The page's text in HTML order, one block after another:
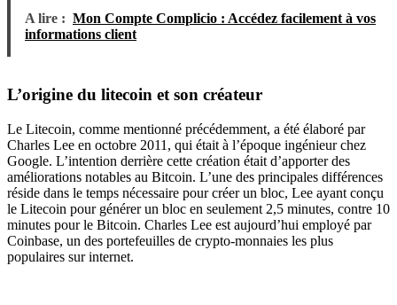
A lire : Mon Compte Complicio : Accédez facilement à vos
informations client
L’origine du litecoin et son créateur
Le Litecoin, comme mentionné précédemment, a été élaboré par
Charles Lee en octobre 2011, qui était à l’époque ingénieur chez
Google. L’intention derrière cette création était d’apporter des
améliorations notables au Bitcoin. L’une des principales différences
réside dans le temps nécessaire pour créer un bloc, Lee ayant conçu
le Litecoin pour générer un bloc en seulement 2,5 minutes, contre 10
minutes pour le Bitcoin. Charles Lee est aujourd’hui employé par
Coinbase, un des portefeuilles de crypto-monnaies les plus
populaires sur internet.